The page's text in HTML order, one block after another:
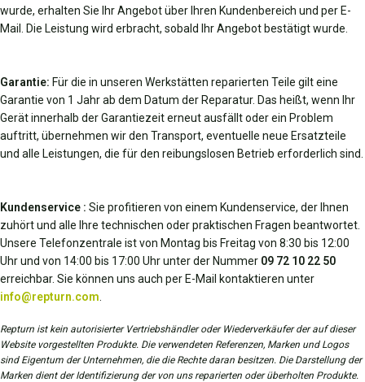
wurde, erhalten Sie Ihr Angebot über Ihren Kundenbereich und per E-
Mail. Die Leistung wird erbracht, sobald Ihr Angebot bestätigt wurde.
Garantie: Für die in unseren Werkstätten reparierten Teile gilt eine
Garantie von 1 Jahr ab dem Datum der Reparatur. Das heißt, wenn Ihr
Gerät innerhalb der Garantiezeit erneut ausfällt oder ein Problem
auftritt, übernehmen wir den Transport, eventuelle neue Ersatzteile
und alle Leistungen, die für den reibungslosen Betrieb erforderlich sind.
Kundenservice : Sie profitieren von einem Kundenservice, der Ihnen
zuhört und alle Ihre technischen oder praktischen Fragen beantwortet.
Unsere Telefonzentrale ist von Montag bis Freitag von 8:30 bis 12:00
Uhr und von 14:00 bis 17:00 Uhr unter der Nummer 09 72 10 22 50
erreichbar. Sie können uns auch per E-Mail kontaktieren unter
info@repturn.com
Repturn ist kein autorisierter Vertriebshändler oder Wiederverkäufer der auf dieser
Website vorgestellten Produkte. Die verwendeten Referenzen, Marken und Logos
sind Eigentum der Unternehmen, die die Rechte daran besitzen. Die Darstellung der
Marken dient der Identifizierung der von uns reparierten oder überholten Produkte.